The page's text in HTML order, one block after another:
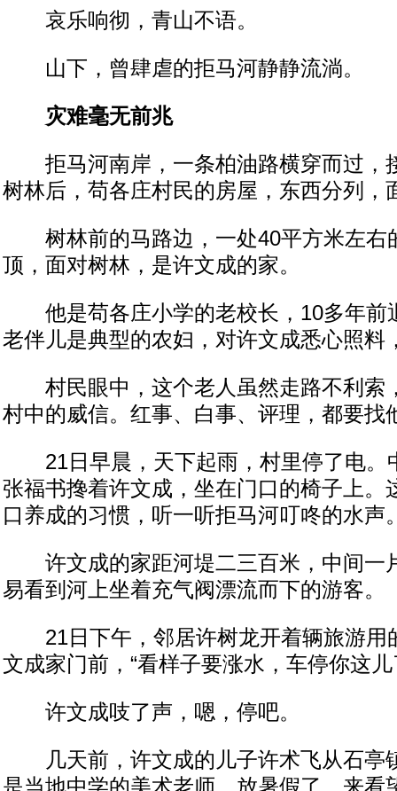
哀乐响彻，青山不语。
山下，曾肆虐的拒马河静静流淌。
灾难毫无前兆
拒马河南岸，一条柏油路横穿而过，
树林后，苟各庄村民的房屋，东西分列，
树林前的马路边，一处40平方米左右
顶，面对树林，是许文成的家。
他是苟各庄小学的老校长，10多年前
老伴儿是典型的农妇，对许文成悉心照料
村民眼中，这个老人虽然走路不利索
村中的威信。红事、白事、评理，都要找
21日早晨，天下起雨，村里停了电。
张福书搀着许文成，坐在门口的椅子上。
口养成的习惯，听一听拒马河叮咚的水声
许文成的家距河堤二三百米，中间一
易看到河上坐着充气阀漂流而下的游客。
21日下午，邻居许树龙开着辆旅游用
文成家门前，“看样子要涨水，车停你这儿
许文成吱了声，嗯，停吧。
几天前，许文成的儿子许术飞从石亭